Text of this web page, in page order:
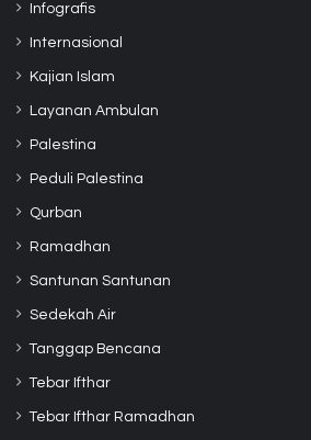
Infografis
Internasional
Kajian Islam
Layanan Ambulan
Palestina
Peduli Palestina
Qurban
Ramadhan
Santunan Santunan
Sedekah Air
Tanggap Bencana
Tebar Ifthar
Tebar Ifthar Ramadhan